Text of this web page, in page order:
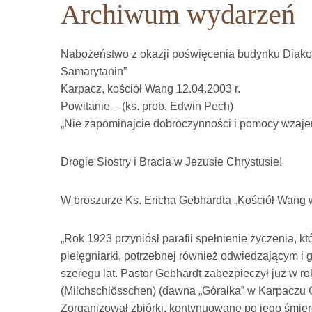
Archiwum wydarzeń
Nabożeństwo z okazji poświęcenia budynku
Samarytanin”
Karpacz, kościół Wang 12.04.2003 r.
Powitanie – (ks. prob. Edwin Pech)
„Nie zapominajcie dobroczynności i pomocy
Drogie Siostry i Bracia w Jezusie Chrystusie!
W broszurze Ks. Ericha Gebhardta „Kościół
„Rok 1923 przyniósł parafii spełnienie życzenia,
pielęgniarki, potrzebnej również odwiedzającym i
szeregu lat. Pastor Gebhardt zabezpieczył już w
(Milchschlösschen) (dawna „Góralka” w
Zorganizował zbiórki, kontynuowane po jego